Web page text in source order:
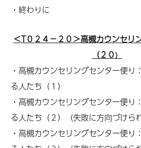
・終わりに
＜T０２４－２０＞高槻カウンセリ
（２０）
・高槻カウンセリングセンター便り
る人たち（１）
・高槻カウンセリングセンター便り
る人たち（２）
（失敗に方向づけら
・高槻カウンセリングセンター便り